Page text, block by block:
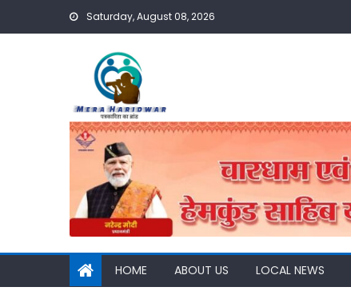
Saturday, August 08, 2026
HOME ABOUT US LOCAL NEWS